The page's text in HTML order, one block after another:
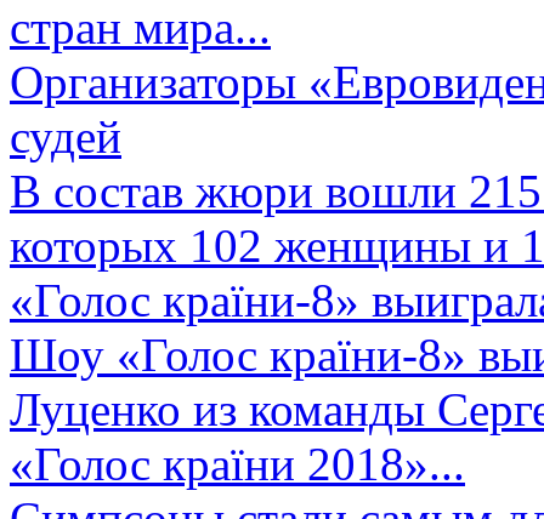
стран мира...
Организаторы
судей
В состав жюри вошли 215
которых 102 женщины и
«Голос країни-8»
Шоу «Голос країни-8»
Луценко из команды
«Голос країни 2018»...